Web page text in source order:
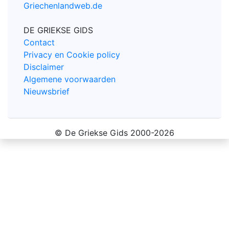
Griechenlandweb.de
DE GRIEKSE GIDS
Contact
Privacy en Cookie policy
Disclaimer
Algemene voorwaarden
Nieuwsbrief
© De Griekse Gids 2000-2026